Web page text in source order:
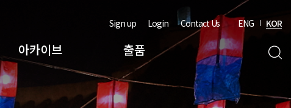
아카이브 출품
Sign up Login Contact Us ENG KOR